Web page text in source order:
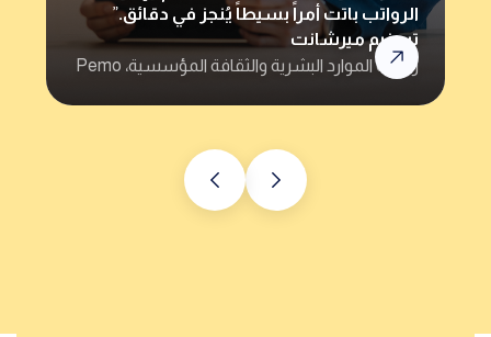
الرواتب باتت أمراً بسيطاً يُنجز في دقائق.”
تسنيم ميرشانت
رئيسة الموارد البشرية والثقافة المؤسسية، Pemo